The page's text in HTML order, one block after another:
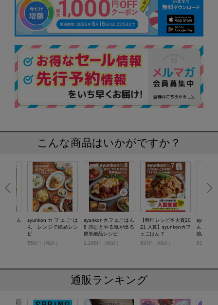
こんな商品はいかがですか？
ごはん
syunkonカフェごは
ん レンジで絶品レシ
ピ
550円（税込）
syunkonカフェごはん
8 読むとやる気が出る
簡単絶品レシピ
1,298円（税込）
【料理レシピ本大賞20
21 入賞】syunkonカフ
ェごはん 7
924円（税込）
ん レン
絶品レシ
814円（
通販ランキング